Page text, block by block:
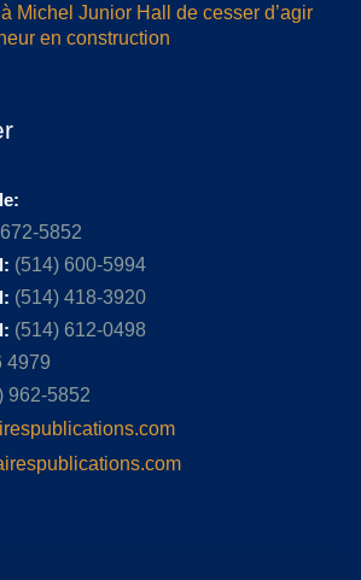
Michel Junior Hall de cesser d’agir
en construction
5852
(514) 600-5994
(514) 418-3920
(514) 612-0498
4979
962-5852